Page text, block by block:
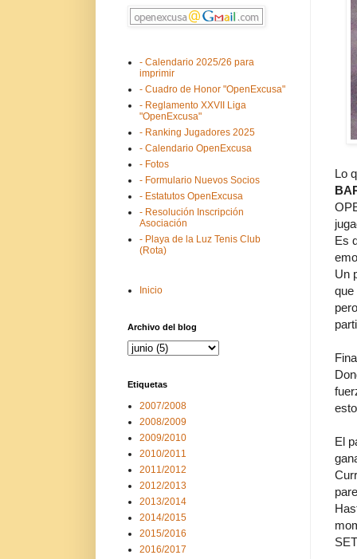
Lo
Es
Un
que
El
- Calendario 2025/26 para
imprimir
- Cuadro de Honor "OpenExcusa"
- Reglamento XXVII Liga
"OpenExcusa"
- Ranking Jugadores 2025
- Calendario OpenExcusa
- Fotos
- Formulario Nuevos Socios
- Estatutos OpenExcusa
- Resolución Inscripción
Asociación
- Playa de la Luz Tenis Club
(Rota)
Inicio
Archivo del blog
Etiquetas
2007/2008
2008/2009
2009/2010
2010/2011
2011/2012
2012/2013
2013/2014
2014/2015
2015/2016
2016/2017